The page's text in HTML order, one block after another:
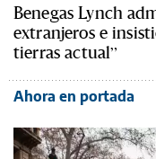
Benegas Lynch
extranjeros e
tierras actual”
Ahora en portada